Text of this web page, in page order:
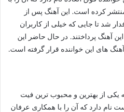
کرده است. این آهنگ پس از
شد تا جایی که خیلی از کاربران
آهنگ پرداختند. در حال حاضر این
های این خواننده قرار گرفته است.
یکی از بهترین و محبوب ترین فیت
نام دارد که آن را با همکاری عرفان